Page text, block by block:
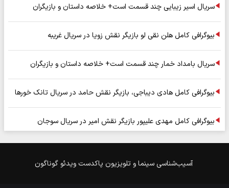
سریال اسیر زیبایی چند قسمت است+ خلاصه داستان و بازیگران
بیوگرافی کامل هلن نقی لو بازیگر نقش زویا در سریال غریبه
سریال بامداد خمار چند قسمت است+ خلاصه داستان و بازیگران
بیوگرافی کامل هادی دیباجی، بازیگر نقش حامد در سریال تانک خورها
بیوگرافی کامل مهدی علیپور بازیگر نقش امیر در سریال سوجان
آسیب‌شناسی سینما و تلویزیون پاکدست ویدئو گوناگون